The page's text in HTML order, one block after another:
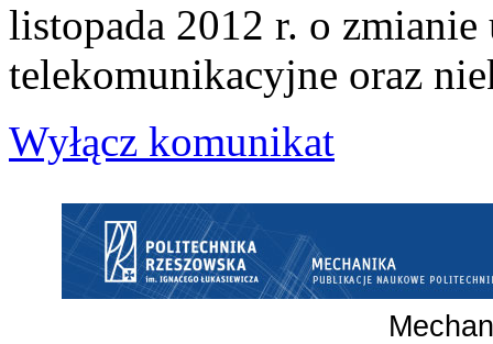
listopada 2012 r. o zmianie
telekomunikacyjne oraz
Wyłącz komunikat